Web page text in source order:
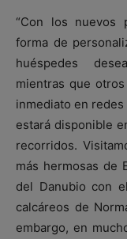
“Con los nuevos
forma de
huéspedes
mientras que
inmediato en
estará disponible
recorridos.
más hermosas de
del Danubio con
calcáreos de
embargo, en